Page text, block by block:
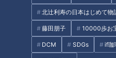
北辻利寿の日本はじめて物
藤田朋子 10000歩お
DCM SDGs if珈